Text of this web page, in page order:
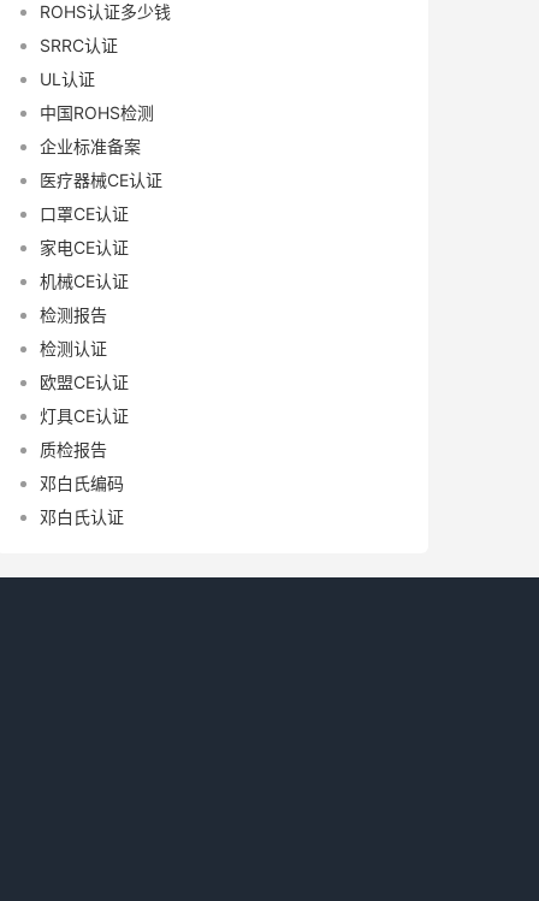
ROHS认证多少钱
SRRC认证
UL认证
中国ROHS检测
企业标准备案
医疗器械CE认证
口罩CE认证
家电CE认证
机械CE认证
检测报告
检测认证
欧盟CE认证
灯具CE认证
质检报告
邓白氏编码
邓白氏认证